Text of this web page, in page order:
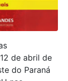
de abril de
do Paraná